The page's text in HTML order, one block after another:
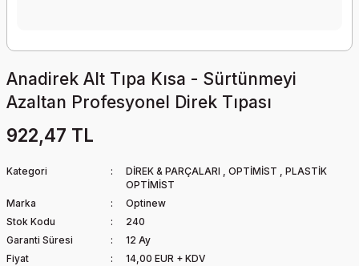
Anadirek Alt Tıpa Kısa - Sürtünmeyi
Azaltan Profesyonel Direk Tıpası
922,47 TL
Kategori DİREK & PARÇALARI , OPTİMİST , PLASTİK
OPTİMİST
Marka
Optinew
Stok Kodu
240
Garanti Süresi
12 Ay
Fiyat
14,00 EUR + KDV